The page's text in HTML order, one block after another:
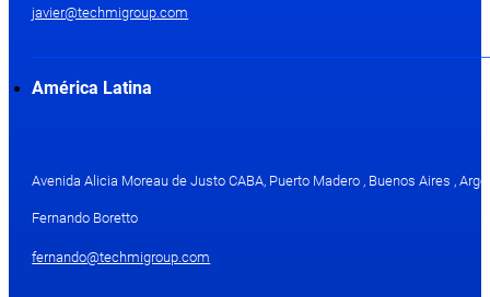
javier@techmigroup.com
América Latina
Avenida Alicia Moreau de Justo CABA, Puerto Madero , Buenos Aires ,
Fernando Boretto
fernando@techmigroup.com